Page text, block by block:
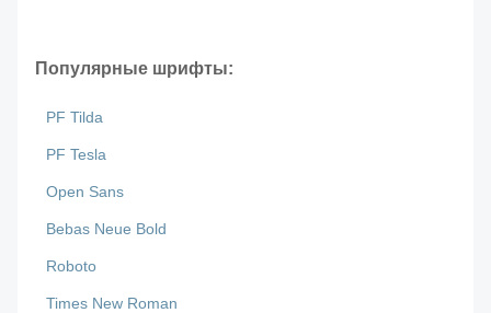
Популярные шрифты:
PF Tilda
PF Tesla
Open Sans
Bebas Neue Bold
Roboto
Times New Roman